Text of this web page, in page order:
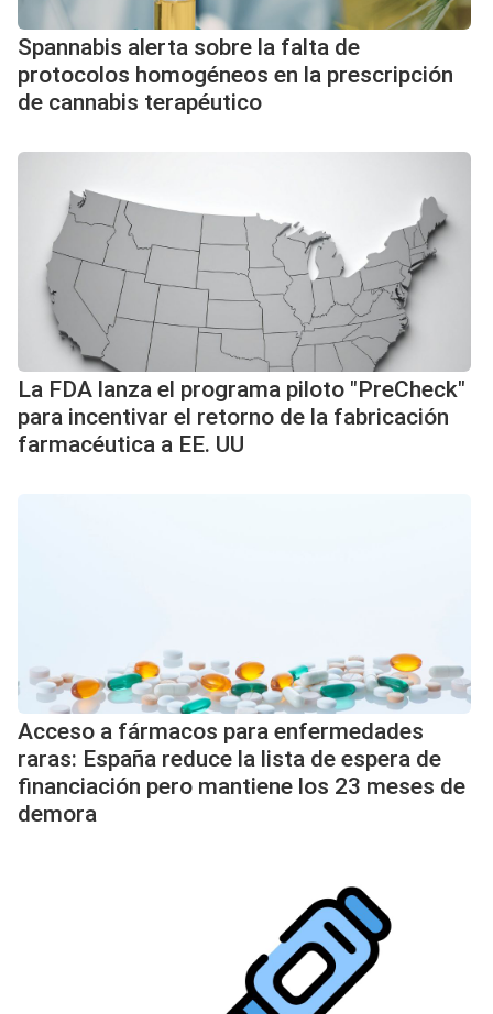
Spannabis alerta sobre la falta de
protocolos homogéneos en la prescripción
de cannabis terapéutico
La FDA lanza el programa piloto "PreCheck"
para incentivar el retorno de la fabricación
farmacéutica a EE. UU
Acceso a fármacos para enfermedades
raras: España reduce la lista de espera de
financiación pero mantiene los 23 meses de
demora